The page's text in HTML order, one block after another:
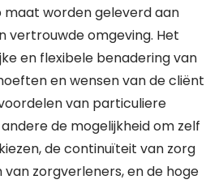
maat worden geleverd aan
vertrouwde omgeving. Het
en flexibele benadering van
en wensen van de cliënt
van particuliere
de mogelijkheid om zelf
de continuïteit van zorg
zorgverleners, en de hoge